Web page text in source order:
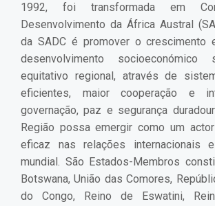
1992, foi transformada em
Desenvolvimento da África Austral
da SADC é promover o crescimento
desenvolvimento socioeconómico
equitativo regional, através de
eficientes, maior cooperação e
governação, paz e segurança
Região possa emergir como um
eficaz nas relações internacionais
mundial. São Estados-Membros
Botswana, União das Comores,
do Congo, Reino de Eswatini,